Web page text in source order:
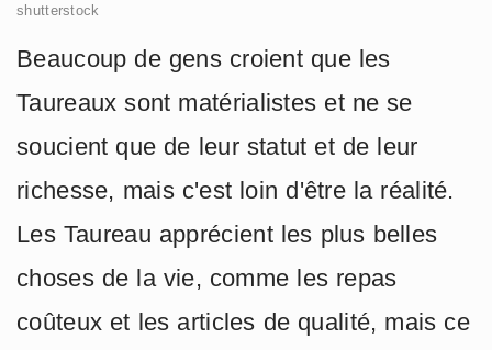
shutterstock
Beaucoup de gens croient que les
Taureaux sont matérialistes et ne se
soucient que de leur statut et de leur
richesse, mais c'est loin d'être la réalité.
Les Taureau apprécient les plus belles
choses de la vie, comme les repas
coûteux et les articles de qualité, mais ce